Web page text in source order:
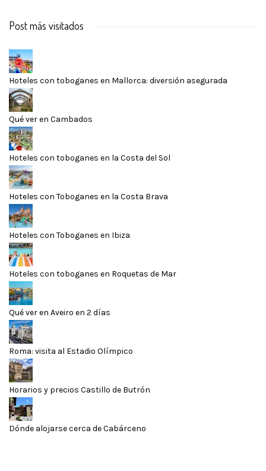
Post más visitados
Hoteles con toboganes en Mallorca: diversión asegurada
Qué ver en Cambados
Hoteles con toboganes en la Costa del Sol
Hoteles con Toboganes en la Costa Brava
Hoteles con Toboganes en Ibiza
Hoteles con toboganes en Roquetas de Mar
Qué ver en Aveiro en 2 días
Roma: visita al Estadio Olímpico
Horarios y precios Castillo de Butrón
Dónde alojarse cerca de Cabárceno